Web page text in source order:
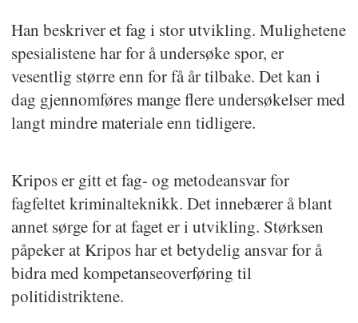
Han beskriver et fag i stor utvikling. Mulighetene
spesialistene har for å undersøke spor, er
vesentlig større enn for få år tilbake. Det kan i
dag gjennomføres mange flere undersøkelser med
langt mindre materiale enn tidligere.
Kripos er gitt et fag- og metodeansvar for
fagfeltet kriminalteknikk. Det innebærer å blant
annet sørge for at faget er i utvikling. Størksen
påpeker at Kripos har et betydelig ansvar for å
bidra med kompetanseoverføring til
politidistriktene.